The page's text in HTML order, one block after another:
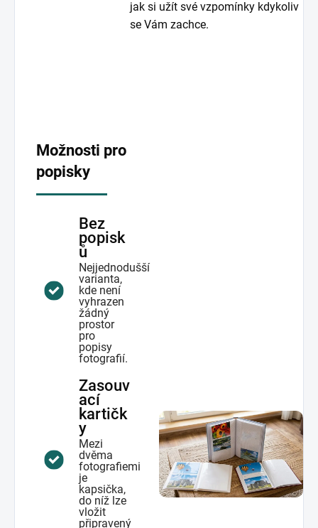
jak si užít své vzpomínky kdykoliv
se Vám zachce.
Možnosti pro
popisky
Bez
popisk
ů
Nejjednodušší
varianta,
kde není
vyhrazen
žádný
prostor
pro
popisy
fotografií.
Zasouv
ací
kartičk
y
Mezi
dvěma
fotografiemi
je
kapsička,
do níž lze
vložit
připravený